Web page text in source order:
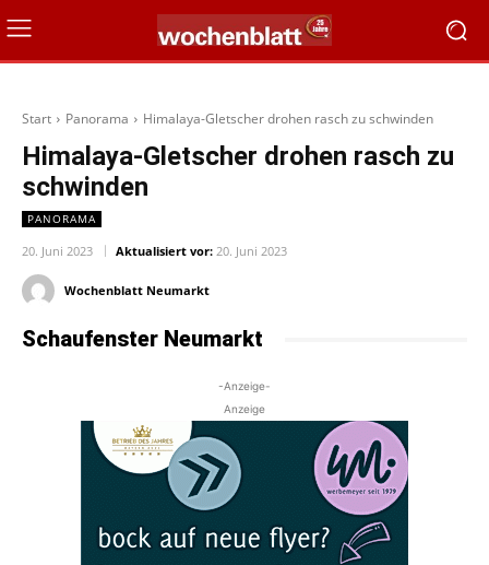
Start Panorama Himalaya-Gletscher drohen rasch zu schwinden
Himalaya-Gletscher drohen rasch zu
schwinden
PANORAMA
20. Juni 2023 Aktualisiert vor: 20. Juni 2023
Wochenblatt Neumarkt
Schaufenster Neumarkt
-Anzeige-
Anzeige